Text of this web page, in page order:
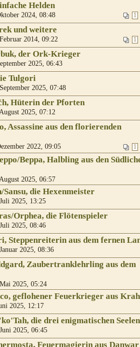
Helden
1
2024, 08:48
und weitere
1
2014, 09:22
der Ork-Krieger
2025, 06:43
Tulgori
2025, 07:48
Hüterin der Pforten
2025, 07:12
Assassine aus den florierenden
1
2022, 09:05
Beppa, Halbling aus den
2025, 06:57
die Hexenmeister
2025, 13:25
Orphea, die Flötenspieler
2025, 08:46
Steppenreiterin aus dem fernen
2025, 08:36
Zaubertranklehrling aus dem
2025, 05:24
geflohener Feuerkrieger aus
2025, 12:17
die drei enigmatischen Seelen
2025, 06:45
Feuermagierin aus Danwar